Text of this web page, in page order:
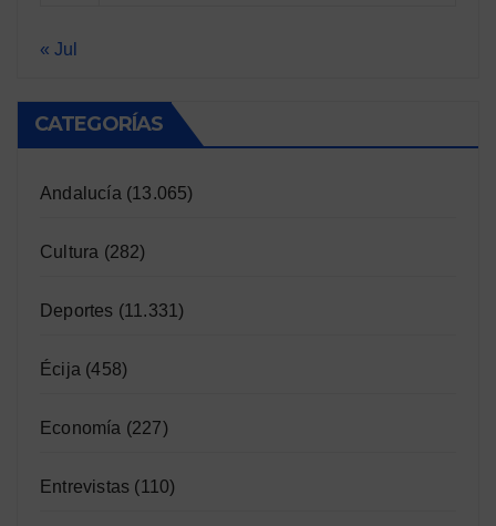
« Jul
CATEGORÍAS
Andalucía(13.065)
Cultura (282)
Deportes (11.331)
Écija (458)
Economía (227)
Entrevistas (110)